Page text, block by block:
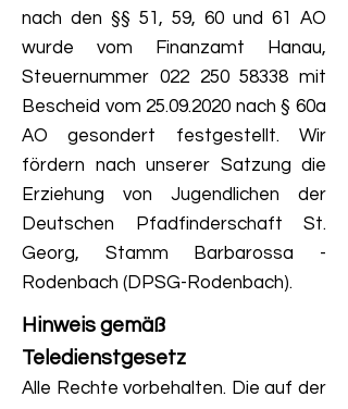
nach den §§ 51, 59, 60 und 61 AO
wurde vom Finanzamt Hanau,
Steuernummer 022 250 58338 mit
Bescheid vom 25.09.2020 nach § 60a
AO gesondert festgestellt. Wir
fördern nach unserer Satzung die
Erziehung von Jugendlichen der
Deutschen Pfadfinderschaft St.
Georg, Stamm Barbarossa -
Rodenbach (DPSG-Rodenbach).
Hinweis gemäß
Teledienstgesetz
Alle Rechte vorbehalten. Die auf der